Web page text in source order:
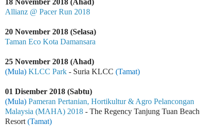
Allianz @ Pacer Run 2018
20 November 2018 (Selasa)
Taman Eco Kota Damansara
25 November 2018 (Ahad)
(Mula) KLCC Park - Suria KLCC (Tamat)
01 Disember 2018 (Sabtu)
(Mula) Pameran Pertanian, Hortikultur & Agro Pelancongan
Malaysia (MAHA) 2018 - The Regency Tanjung Tuan Beach
Resort (Tamat)